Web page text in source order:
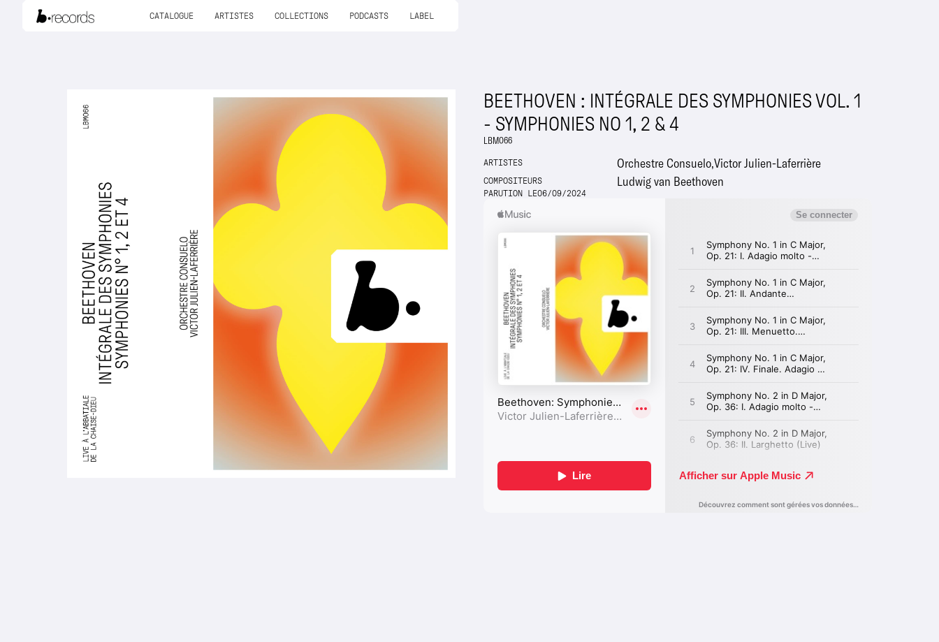
CATALOGUE ARTISTES COLLECTIONS PODCASTS LABEL
BEETHOVEN : INTÉGRALE DES SYMPHONIES VOL. 1
- SYMPHONIES NO 1, 2 & 4
LBM066
ARTISTES Orchestre ConsueloVictor Julien-Laferrière
COMPOSITEURS Ludwig van Beethoven
PARUTION LE06/09/2024